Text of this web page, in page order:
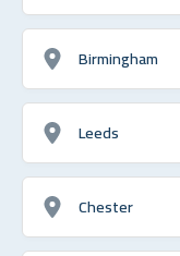
Birmingham
Leeds
Chester